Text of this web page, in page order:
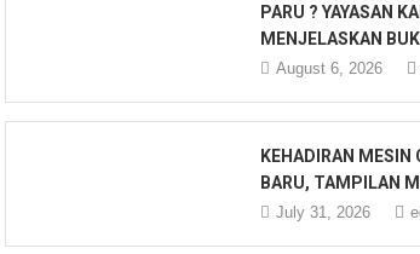
PARU ? YAYASAN
MENJELASKAN
August 6, 2026
KEHADIRAN
BARU, TAMPILAN
July 31, 2026